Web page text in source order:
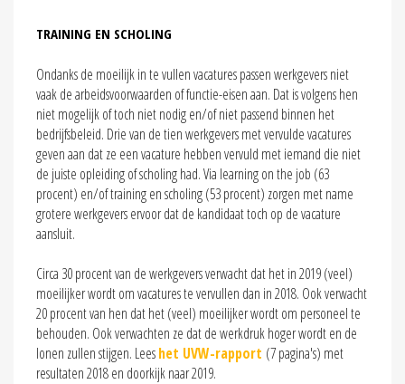
TRAINING EN SCHOLING
Ondanks de moeilijk in te vullen vacatures passen werkgevers niet
vaak de arbeidsvoorwaarden of functie-eisen aan. Dat is volgens hen
niet mogelijk of toch niet nodig en/of niet passend binnen het
bedrijfsbeleid. Drie van de tien werkgevers met vervulde vacatures
geven aan dat ze een vacature hebben vervuld met iemand die niet
de juiste opleiding of scholing had. Via learning on the job (63
procent) en/of training en scholing (53 procent) zorgen met name
grotere werkgevers ervoor dat de kandidaat toch op de vacature
aansluit.
Circa 30 procent van de werkgevers verwacht dat het in 2019 (veel)
moeilijker wordt om vacatures te vervullen dan in 2018. Ook verwacht
20 procent van hen dat het (veel) moeilijker wordt om personeel te
behouden. Ook verwachten ze dat de werkdruk hoger wordt en de
lonen zullen stijgen. Leeshet UVW-rapport (7 pagina's) met
resultaten 2018 en doorkijk naar 2019.